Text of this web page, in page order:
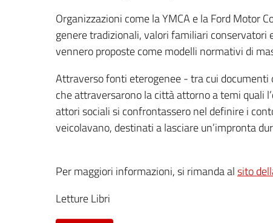
Organizzazioni come la YMCA e la Ford Motor
genere tradizionali, valori familiari conservatori
vennero proposte come modelli normativi di
Attraverso fonti eterogenee - tra cui documenti
che attraversarono la città attorno a temi quali
attori sociali si confrontassero nel definire i
veicolavano, destinati a lasciare un’impronta
Per maggiori informazioni, si rimanda alsito
Letture Libri